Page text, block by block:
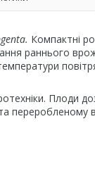
Компактні
раннього
Плоди
переробленому